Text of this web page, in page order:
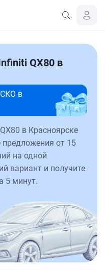
QX80 в
в
в Красноярске
предложения от 15
на одной
вариант и получите
5 минут.